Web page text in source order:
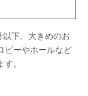
下、大きめのお
ビーやホールなど
。